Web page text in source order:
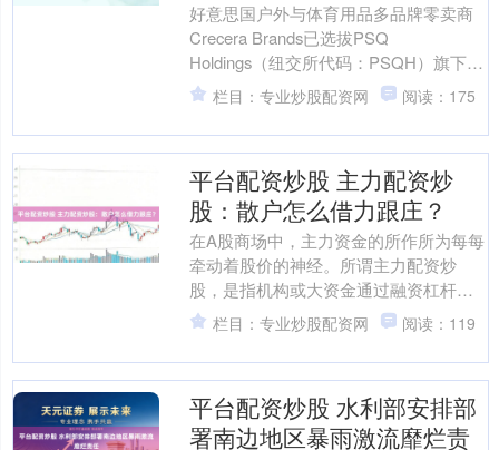
好意思国户外与体育用品多品牌零卖商
Crecera Brands已选拔PSQ
Holdings（纽交所代码：PSQH）旗下的
PSQ Payments行动其支付处理....
栏目：专业炒股配资网 阅读：175
平台配资炒股 主力配资炒
股：散户怎么借力跟庄？
在A股商场中，主力资金的所作所为每每
牵动着股价的神经。所谓主力配资炒
股，是指机构或大资金通过融资杠杆放
大资金限制，从而在商场上赢得更强的
控盘才略。关于散户而言平....
栏目：专业炒股配资网 阅读：119
平台配资炒股 水利部安排部
署南边地区暴雨激流靡烂责